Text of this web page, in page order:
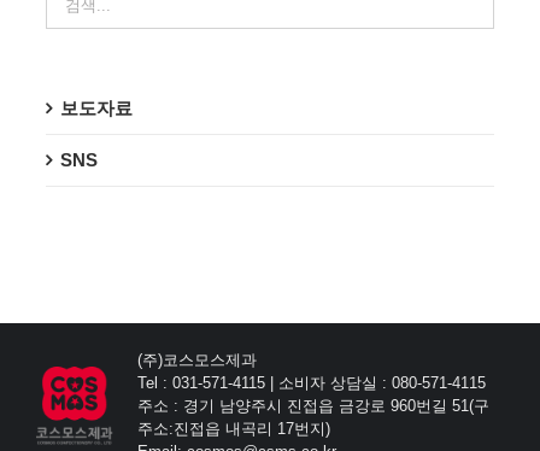
보도자료
SNS
(주)코스모스제과
Tel : 031-571-4115 | 소비자 상담실 : 080-571-4115
주소 : 경기 남양주시 진접읍 금강로 960번길 51(구
주소:진접읍 내곡리 17번지)